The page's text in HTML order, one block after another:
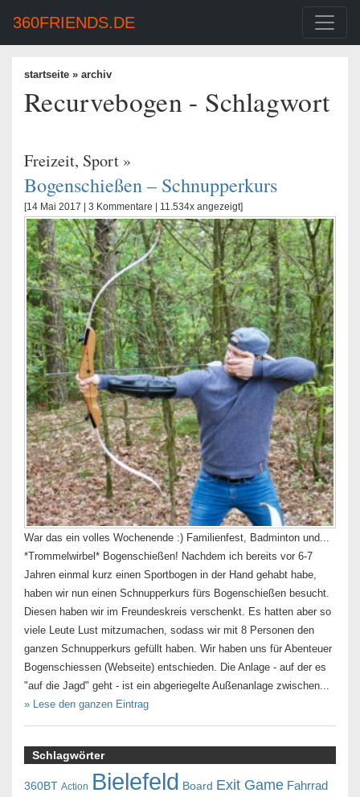
360FRIENDS.DE
startseite » archiv
Recurvebogen - Schlagwort
Freizeit, Sport »
Bogenschießen – Schnupperkurs
[14 Mai 2017 | 3 Kommentare | 11.534x angezeigt]
War das ein volles Wochenende :) Familienfest, Badminton und...
*Trommelwirbel* Bogenschießen! Nachdem ich bereits vor 6-7
Jahren einmal kurz einen Sportbogen in der Hand gehabt habe,
haben wir nun einen Schnupperkurs fürs Bogenschießen besucht.
Diesen haben wir im Freundeskreis verschenkt. Es hatten aber so
viele Leute Lust mitzumachen, sodass wir mit 8 Personen den
ganzen Schnupperkurs gefüllt haben. Wir haben uns für Abenteuer
Bogenschiessen (Webseite) entschieden. Die Anlage - auf der es
"auf die Jagd" geht - ist ein abgeriegelte Außenanlage zwischen...
» Lese den ganzen Eintrag
Schlagwörter
360BT Action Bielefeld Board Exit Game Fahrrad